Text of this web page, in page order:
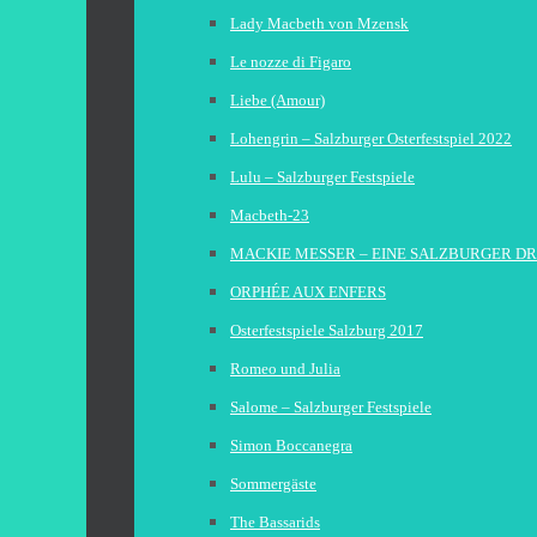
Lady Macbeth von Mzensk
Le nozze di Figaro
Liebe (Amour)
Lohengrin – Salzburger Osterfestspiel 2022
Lulu – Salzburger Festspiele
Macbeth-23
MACKIE MESSER – EINE SALZBURGER
ORPHÉE AUX ENFERS
Osterfestspiele Salzburg 2017
Romeo und Julia
Salome – Salzburger Festspiele
Simon Boccanegra
Sommergäste
The Bassarids